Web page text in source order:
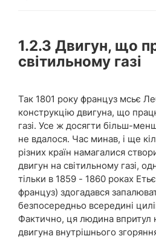
1.2.3 Двигун, що
світильному газі
Так 1801 року француз мсьє
конструкцію двигуна, що
газі. Усе ж досягти більш-
не вдалося. Час минав, і ще
різних країн намагалися
двигун на світильному газі,
тільки в 1859 - 1860 роках
француз) здогадався
безпосередньо всередині
Фактично, ця людина впритул
двигуна внутрішнього